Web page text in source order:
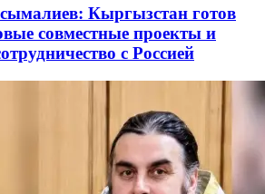
Кыргызстан готов
совместные проекты и
с Россией